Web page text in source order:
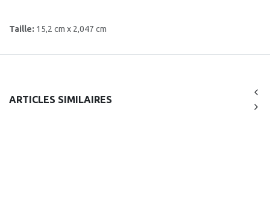
Taille: 15,2 cm x 2,047 cm
ARTICLES SIMILAIRES